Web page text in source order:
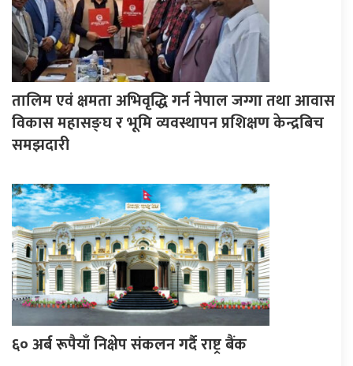
तालिम एवं क्षमता अभिवृद्धि गर्न नेपाल जग्गा तथा आवास
विकास महासङ्घ र भूमि व्यवस्थापन प्रशिक्षण केन्द्रबिच
समझदारी
६० अर्ब रूपैयाँ निक्षेप संकलन गर्दै राष्ट्र बैंक